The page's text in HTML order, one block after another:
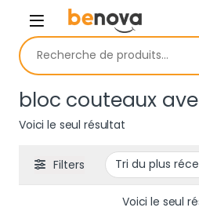
Skip to navigation
Skip to content
Recherche pour :
bloc couteaux
Voici le seul résultat
Filters
Voici le seul